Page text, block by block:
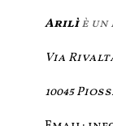
Arilìè
Via
10045